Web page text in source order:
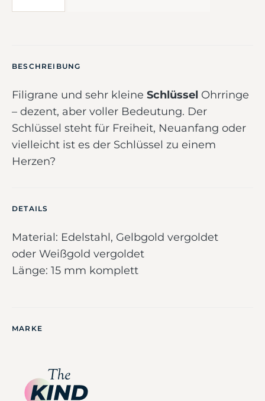
BESCHREIBUNG
Filigrane und sehr kleine Schlüssel Ohrringe
– dezent, aber voller Bedeutung. Der
Schlüssel steht für Freiheit, Neuanfang oder
vielleicht ist es der Schlüssel zu einem
Herzen?
DETAILS
Material: Edelstahl, Gelbgold vergoldet
oder Weißgold vergoldet
Länge: 15 mm komplett
MARKE